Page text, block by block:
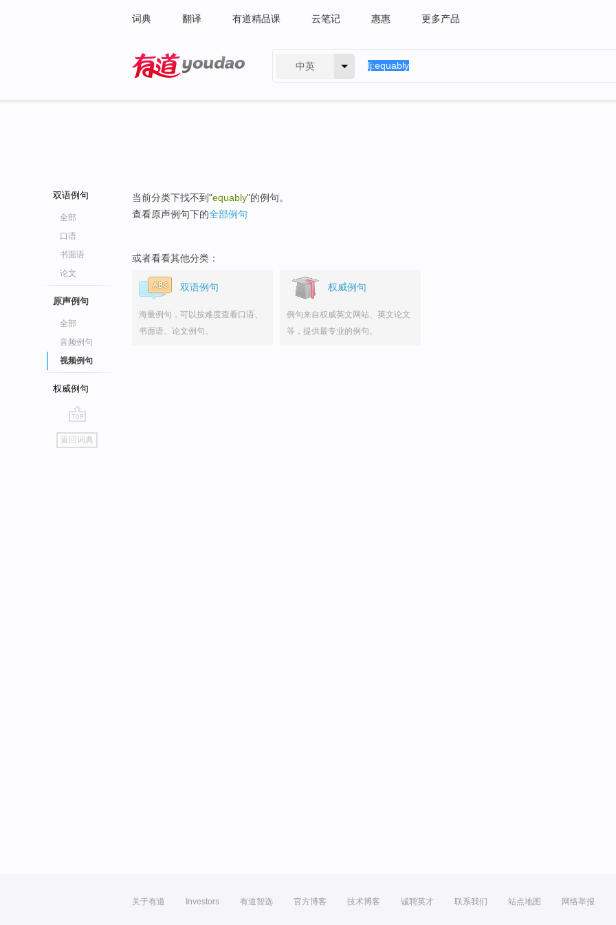
词典 翻译 有道精品课 云笔记 惠惠 更多产品
中英
双语例句
全部
口语
书面语
论文
原声例句
全部
音频例句
视频例句
权威例句
go
top
返回词典
当前分类下找不到"equably"的例句。
查看原声例句下的全部例句
或者看看其他分类：
双语例句
海量例句，可以按难度查看口语、
书面语、论文例句。
权威例句
例句来自权威英文网站、英文论文
等，提供最专业的例句。
关于有道 Investors 有道智选 官方博客 技术博客 诚聘英才 联系我们 站点地图 网络举报